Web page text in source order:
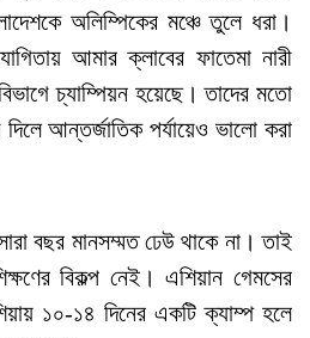
অলিম্পিকের মঞ্চে তুলে ধরা।
আমার ক্লাবের ফাতেমা নারী
চ্যাম্পিয়ন হয়েছে। তাদের মতো
আন্তর্জাতিক পর্যায়েও ভালো করা
বছর মানসম্মত ঢেউ থাকে না। তাই
বিকল্প নেই। এশিয়ান গেমসের
১০-১৪ দিনের একটি ক্যাম্প হলে